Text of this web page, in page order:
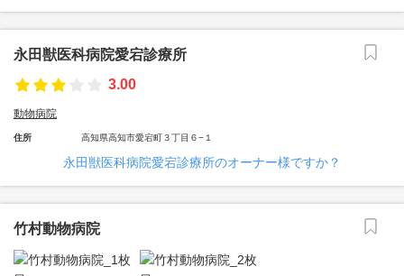
永田獣医科病院愛宕診療所
3.00
動物病院
住所 高知県高知市愛宕町３丁目６−１
永田獣医科病院愛宕診療所のオーナー様ですか？
竹村動物病院